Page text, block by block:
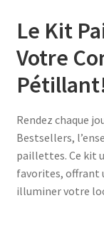
Le Kit
Votre
Rendez chaque
Bestsellers,
paillettes. Ce kit
favorites, offrant
illuminer votre